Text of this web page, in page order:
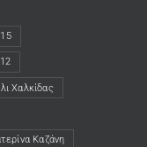
Χαλκίδας
Καζάνη